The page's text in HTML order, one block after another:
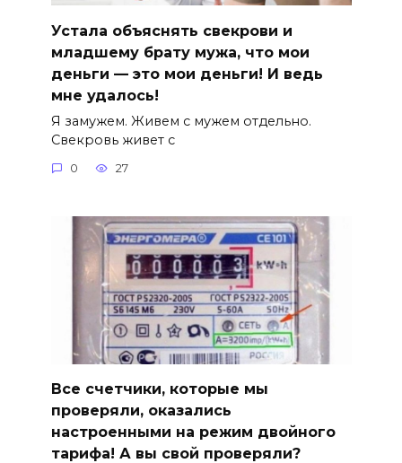
Устала объяснять свекрови и
младшему брату мужа, что мои
деньги — это мои деньги! И ведь
мне удалось!
Я замужем. Живем с мужем отдельно.
Свекровь живет с
0 27
Все счетчики, которые мы
проверяли, оказались
настроенными на режим двойного
тарифа! А вы свой проверяли?